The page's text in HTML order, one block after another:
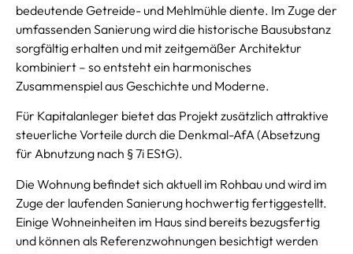
bedeutende Getreide- und Mehlmühle diente. Im Zuge der
umfassenden Sanierung wird die historische Bausubstanz
sorgfältig erhalten und mit zeitgemäßer Architektur
kombiniert – so entsteht ein harmonisches
Zusammenspiel aus Geschichte und Moderne.
Für Kapitalanleger bietet das Projekt zusätzlich attraktive
steuerliche Vorteile durch die Denkmal-AfA (Absetzung
für Abnutzung nach § 7i EStG).
Die Wohnung befindet sich aktuell im Rohbau und wird im
Zuge der laufenden Sanierung hochwertig fertiggestellt.
Einige Wohneinheiten im Haus sind bereits bezugsfertig
und können als Referenzwohnungen besichtigt werden